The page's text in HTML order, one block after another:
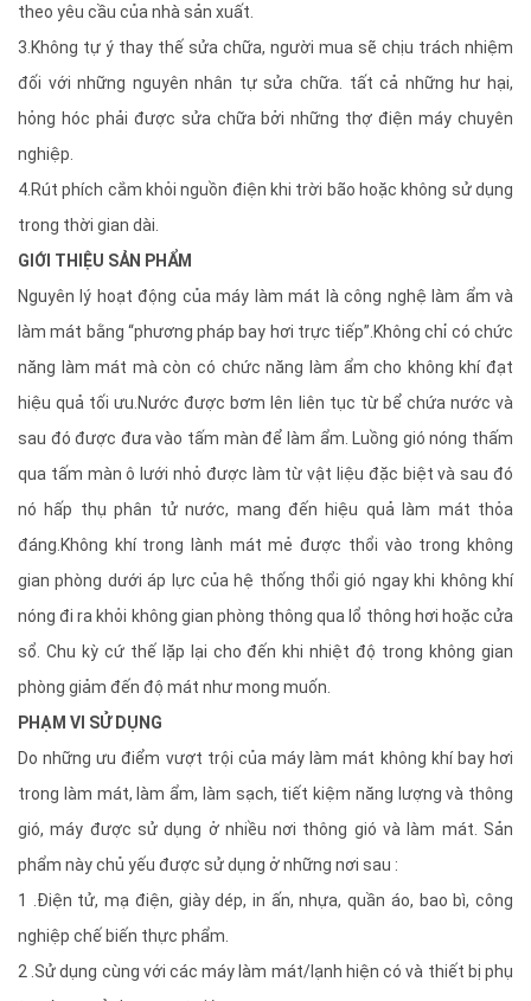
theo yêu cầu của nhà sản xuất.
3.Không tự ý thay thế sửa chữa, người mua sẽ chịu trách nhiệm
đối với những nguyên nhân tự sửa chữa. tất cả những hư hại,
hỏng hóc phải được sửa chữa bởi những thợ điện máy chuyên
nghiệp.
4.Rút phích cắm khỏi nguồn điện khi trời bão hoặc không sử dụng
trong thời gian dài.
GIỚI THIỆU SẢN PHẨM
Nguyên lý hoạt động của máy làm mát là công nghệ làm ẩm và
làm mát bằng “phương pháp bay hơi trực tiếp”.Không chỉ có chức
năng làm mát mà còn có chức năng làm ẩm cho không khí đạt
hiệu quả tối ưu.Nước được bơm lên liên tục từ bể chứa nước và
sau đó được đưa vào tấm màn để làm ẩm. Luồng gió nóng thấm
qua tấm màn ô lưới nhỏ được làm từ vật liệu đặc biệt và sau đó
nó hấp thụ phân tử nước, mang đến hiệu quả làm mát thỏa
đáng.Không khí trong lành mát mẻ được thổi vào trong không
gian phòng dưới áp lực của hệ thống thổi gió ngay khi không khí
nóng đi ra khỏi không gian phòng thông qua lổ thông hơi hoặc cửa
sổ. Chu kỳ cứ thế lặp lại cho đến khi nhiệt độ trong không gian
phòng giảm đến độ mát như mong muốn.
PHẠM VI SỬ DỤNG
Do những ưu điểm vượt trội của máy làm mát không khí bay hơi
trong làm mát, làm ẩm, làm sạch, tiết kiệm năng lượng và thông
gió, máy được sử dụng ở nhiều nơi thông gió và làm mát. Sản
phẩm này chủ yếu được sử dụng ở những nơi sau :
1 .Điện tử, mạ điện, giày dép, in ấn, nhựa, quần áo, bao bì, công
nghiệp chế biến thực phẩm.
2 .Sử dụng cùng với các máy làm mát/lạnh hiện có và thiết bị phụ